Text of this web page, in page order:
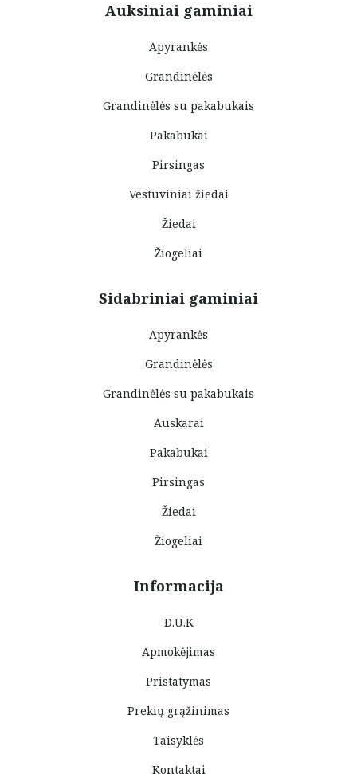
Auksiniai gaminiai
Apyrankės
Grandinėlės
Grandinėlės su pakabukais
Pakabukai
Pirsingas
Vestuviniai žiedai
Žiedai
Žiogeliai
Sidabriniai gaminiai
Apyrankės
Grandinėlės
Grandinėlės su pakabukais
Auskarai
Pakabukai
Pirsingas
Žiedai
Žiogeliai
Informacija
D.U.K
Apmokėjimas
Pristatymas
Prekių grąžinimas
Taisyklės
Kontaktai